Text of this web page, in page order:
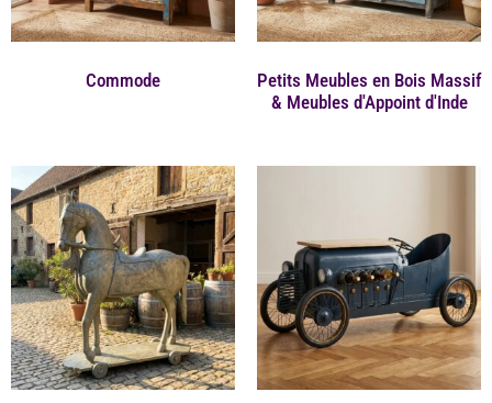
Commode
Petits Meubles en Bois Massif
& Meubles d'Appoint d'Inde